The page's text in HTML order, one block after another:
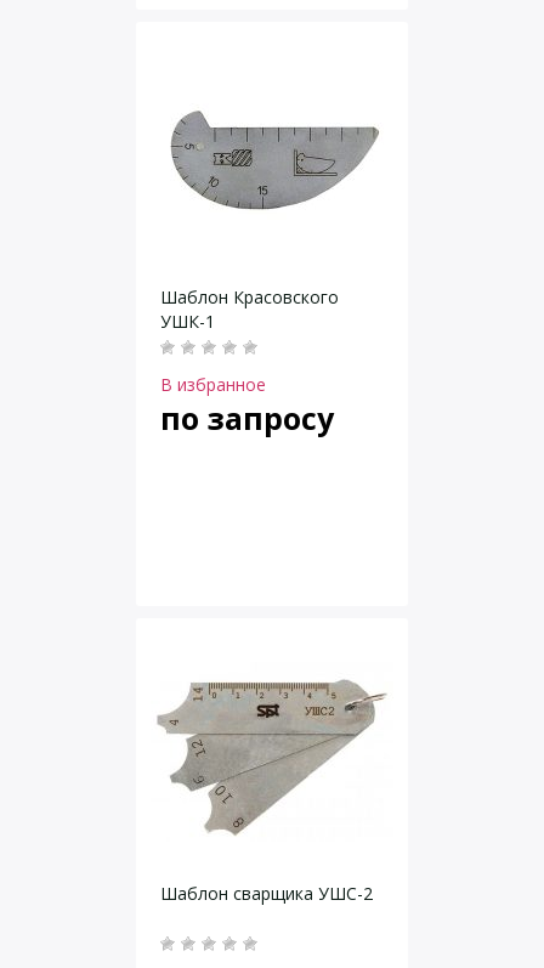
Шаблон Красовского
УШК-1
В избранное
по запросу
Шаблон сварщика УШС-2